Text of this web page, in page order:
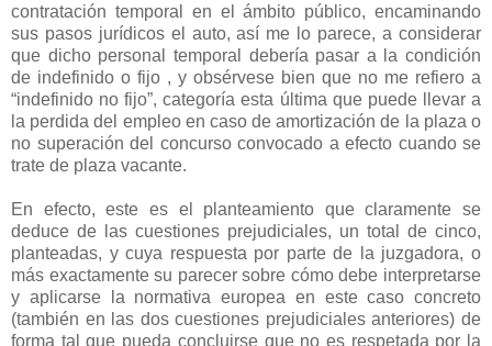
contratación temporal en el ámbito público, encaminando
sus pasos jurídicos el auto, así me lo parece, a considerar
que dicho personal temporal debería pasar a la condición
de indefinido o fijo , y obsérvese bien que no me refiero a
“indefinido no fijo”, categoría esta última que puede llevar a
la perdida del empleo en caso de amortización de la plaza o
no superación del concurso convocado a efecto cuando se
trate de plaza vacante.
En efecto, este es el planteamiento que claramente se
deduce de las cuestiones prejudiciales, un total de cinco,
planteadas, y cuya respuesta por parte de la juzgadora, o
más exactamente su parecer sobre cómo debe interpretarse
y aplicarse la normativa europea en este caso concreto
(también en las dos cuestiones prejudiciales anteriores) de
forma tal que pueda concluirse que no es respetada por la